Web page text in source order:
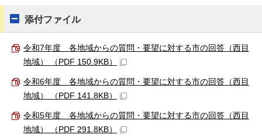
添付ファイル
令和7年度 各地域からの質問・要望に対する市の回答（西目
地域） （PDF 150.9KB）
令和6年度 各地域からの質問・要望に対する市の回答（西目
地域） （PDF 141.8KB）
令和5年度 各地域からの質問・要望に対する市の回答（西目
地域） （PDF 291.8KB）